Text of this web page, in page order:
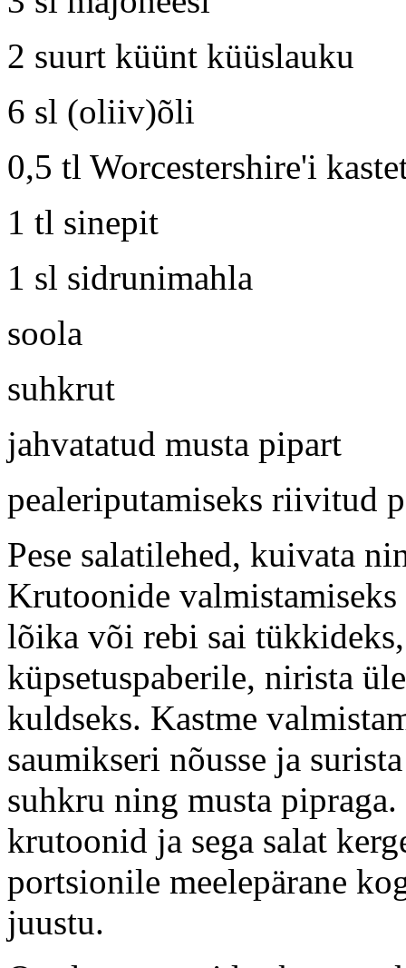
2 suurt küünt küüslauku
6 sl (oliiv)õli
0,5 tl Worcestershire'i
1 tl sinepit
1 sl sidrunimahla
soola
suhkrut
jahvatatud musta pipart
pealeriputamiseks riivitud
Pese salatilehed, kuivata
Krutoonide
lõika või rebi sai
küpsetuspaberile, nirista
kuldseks. Kastme
saumikseri nõusse ja
suhkru ning musta
krutoonid ja sega salat
portsionile meelepärane
juustu.